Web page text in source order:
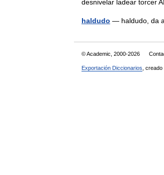
desnivelar ladear torcer
haldudo — haldudo, da
© Academic, 2000-2026
Exportación Diccionarios ,